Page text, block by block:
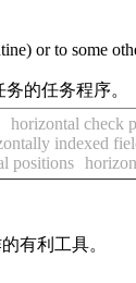
or to some
的任务程序。
horizontal check
indexed
positions
有利工具。